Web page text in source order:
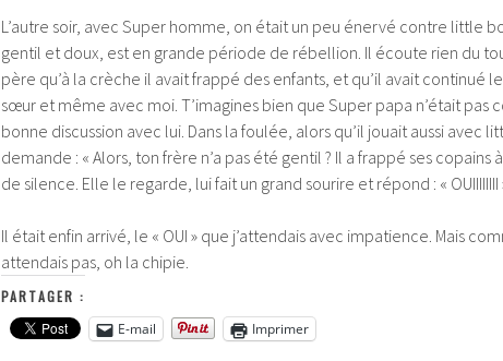
L’autre soir, avec Super homme, on était un peu énervé contre little
gentil et doux, est en grande période de rébellion. Il écoute rien du
père qu’à la crèche il avait frappé des enfants, et qu’il avait continué
sœur et même avec moi. T’imagines bien que Super papa n’était pas
bonne discussion avec lui. Dans la foulée, alors qu’il jouait aussi avec
demande : « Alors, ton frère n’a pas été gentil ? Il a frappé ses copains
de silence. Elle le regarde, lui fait un grand sourire et répond : « OUIIIIIIII
Il était enfin arrivé, le « OUI » que j’attendais avec impatience. Mais
attendais pas, oh la chipie.
PARTAGER :
E-mail
Imprimer